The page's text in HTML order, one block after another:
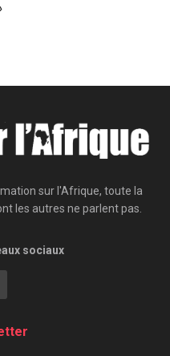
sur l'Afrique, toute la
les autres ne parlent pas.
sociaux